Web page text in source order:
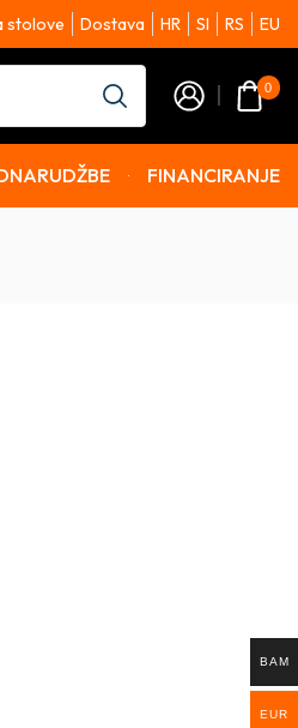
stolove Dostava HR SI RS EU
0
FINANCIRANJE
BAM
EUR